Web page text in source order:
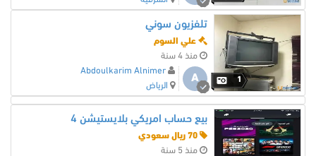
1
تلفزيون سوني
علي السوم
منذ 4 سنة
A
Abdoulkarim Alnimer
الرياض
بيع حساب امريكي بلايستيشن 4
منذ 5 سنة